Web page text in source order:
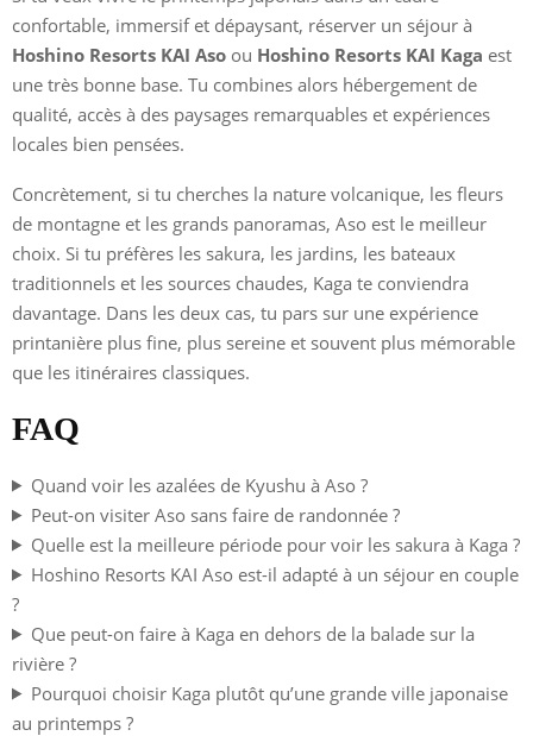
confortable, immersif et dépaysant, réserver un séjour à
Hoshino Resorts KAI Aso ou Hoshino Resorts KAI Kaga est
une très bonne base. Tu combines alors hébergement de
qualité, accès à des paysages remarquables et expériences
locales bien pensées.
Concrètement, si tu cherches la nature volcanique, les fleurs
de montagne et les grands panoramas, Aso est le meilleur
choix. Si tu préfères les sakura, les jardins, les bateaux
traditionnels et les sources chaudes, Kaga te conviendra
davantage. Dans les deux cas, tu pars sur une expérience
printanière plus fine, plus sereine et souvent plus mémorable
que les itinéraires classiques.
FAQ
Quand voir les azalées de Kyushu à Aso ?
Peut-on visiter Aso sans faire de randonnée ?
Quelle est la meilleure période pour voir les sakura à Kaga ?
Hoshino Resorts KAI Aso est-il adapté à un séjour en couple
?
Que peut-on faire à Kaga en dehors de la balade sur la
rivière ?
Pourquoi choisir Kaga plutôt qu’une grande ville japonaise
au printemps ?